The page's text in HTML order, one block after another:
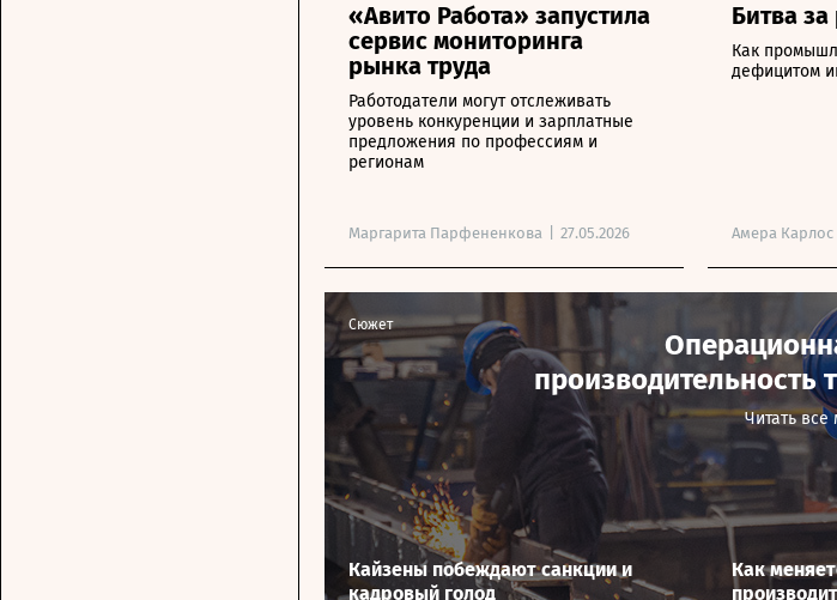
«Авито Работа» запустила
сервис мониторинга
рынка труда
Работодатели могут отслеживать
уровень конкуренции и зарплатные
предложения по профессиям и
регионам
Маргарита Парфененкова 27.05.2026
Битва
Как
дефицитом
Амера Карлос
Сюжет
производительность
Читать
Кайзены побеждают санкции и
кадровый голод
Как